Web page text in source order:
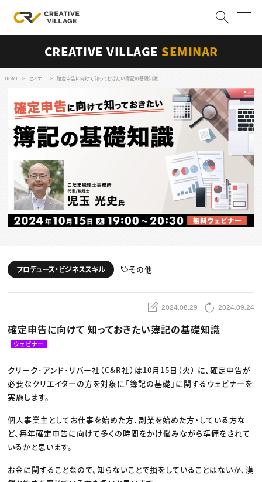
ログイン
RECRUIT
クリエイター求人を探す
CREATIVE JOB求人検索
特集求人
採用説明会
転職支援サービス
CONTENTS
スキルアップしたい！
動画配信・映像制作
編集・ライティング
ディレクション
TOP Creator’s コラム トップ
Webクリエイター
ゲームクリエイター
クリエイターインタビュー
C＆R Magazine
セミナー
ニュース・トレンド トップ
Web
映像
広告
出版
CREATIVE VILLAGEからのお知らせ
CREATIVE VILLAGE SEMINAR
HOME セミナー 確定申告に向けて 知っておきたい簿記の基礎知識
プロデュース・ビジネススキル その他
2024.08.29 2024.09.24
確定申告に向けて 知っておきたい簿記の基礎知識
ウェビナー
クリーク･アンド･リバー社（C&R社）は10月15日（火） に、確定申告が
必要なクリエイターの方を対象に「簿記の基礎」に関するウェビナーを
実施します。
個人事業主としてお仕事を始めた方、副業を始めた方・している方な
ど、毎年確定申告に向けて多くの時間をかけ悩みながら準備をされて
いるかと思います。
お金に関することなので、知らないことで損をしていることはないか、漠